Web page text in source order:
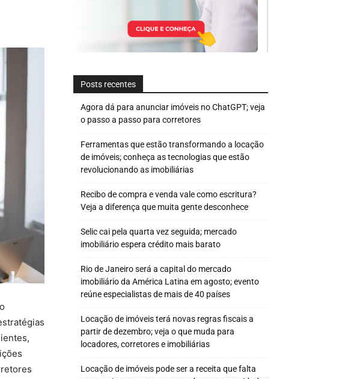
Posts recentes
Agora dá para anunciar imóveis no ChatGPT; veja
o passo a passo para corretores
Ferramentas que estão transformando a locação
de imóveis; conheça as tecnologias que estão
revolucionando as imobiliárias
Recibo de compra e venda vale como escritura?
Veja a diferença que muita gente desconhece
Selic cai pela quarta vez seguida; mercado
imobiliário espera crédito mais barato
Rio de Janeiro será a capital do mercado
imobiliário da América Latina em agosto; evento
reúne especialistas de mais de 40 países
Locação de imóveis terá novas regras fiscais a
partir de dezembro; veja o que muda para
locadores, corretores e imobiliárias
Locação de imóveis pode ser a receita que falta